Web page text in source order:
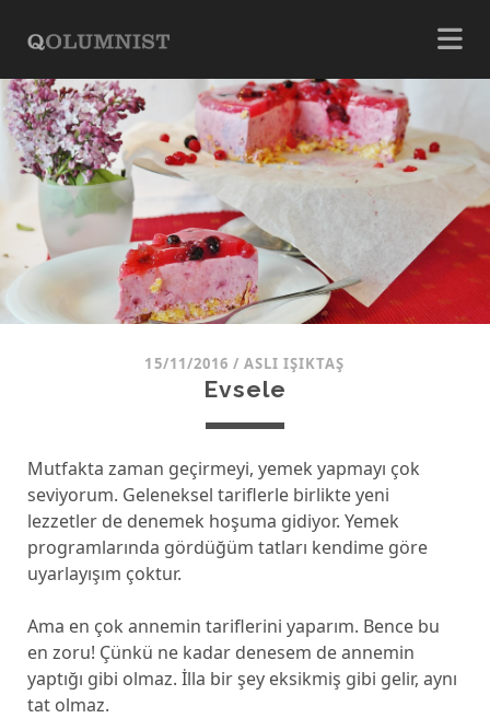
15/11/2016 /ASLI IŞIKTAŞ
Evsele
Mutfakta zaman geçirmeyi, yemek yapmayı çok
seviyorum. Geleneksel tariflerle birlikte yeni
lezzetler de denemek hoşuma gidiyor. Yemek
programlarında gördüğüm tatları kendime göre
uyarlayışım çoktur.
Ama en çok annemin tariflerini yaparım. Bence bu
en zoru! Çünkü ne kadar denesem de annemin
yaptığı gibi olmaz. İlla bir şey eksikmiş gibi gelir, aynı
tat olmaz.